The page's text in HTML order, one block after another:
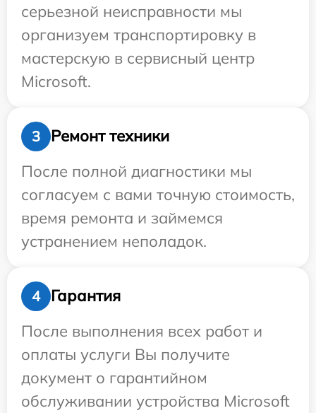
серьезной неисправности мы
организуем транспортировку в
мастерскую в сервисный центр
Microsoft.
3
Ремонт техники
После полной диагностики мы
согласуем с вами точную стоимость,
время ремонта и займемся
устранением неполадок.
4
Гарантия
После выполнения всех работ и
оплаты услуги Вы получите
документ о гарантийном
обслуживании устройства Microsoft